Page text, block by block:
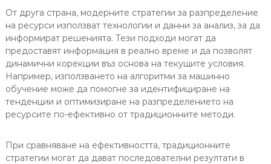
От друга страна, модерните стратегии за разпределение
на ресурси използват технологии и данни за анализ, за да
информират решенията. Тези подходи могат да
предоставят информация в реално време и да позволят
динамични корекции въз основа на текущите условия.
Например, използването на алгоритми за машинно
обучение може да помогне за идентифициране на
тенденции и оптимизиране на разпределението на
ресурсите по-ефективно от традиционните методи.
При сравняване на ефективността, традиционните
стратегии могат да дават последователни резултати в